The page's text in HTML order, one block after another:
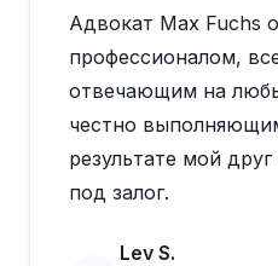
Адвокат Max Fuchs
профессионалом,
отвечающим на
честно
результате мой
под залог.
Lev S.